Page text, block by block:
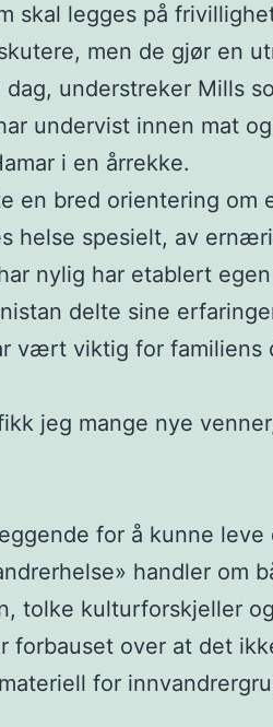
skal legges på
men de gjør en
understreker Mills
undervist innen mat
i en årrekke.
en bred orientering om
helse spesielt, av
nylig har etablert
delte sine
vært viktig for familiens
jeg mange nye
for å kunne leve
handler om
tolke kulturforskjeller
forbauset over at det
for